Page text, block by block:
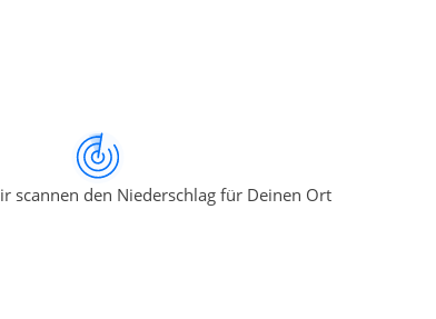
scannen den Niederschlag für Deinen Ort